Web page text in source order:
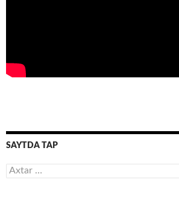
SAYTDA TAP
Axtarış: